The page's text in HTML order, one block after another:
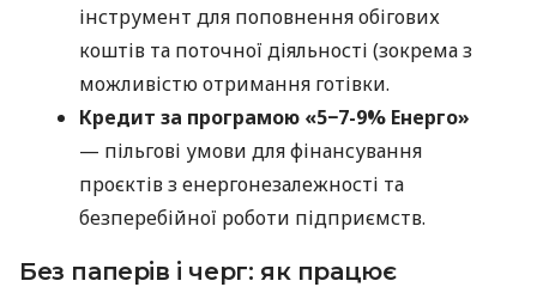
інструмент для поповнення обігових
коштів та поточної діяльності (зокрема з
можливістю отримання готівки.
Кредит за програмою «5−7-9% Енерго»
— пільгові умови для фінансування
проєктів з енергонезалежності та
безперебійної роботи підприємств.
Без паперів і черг: як працює